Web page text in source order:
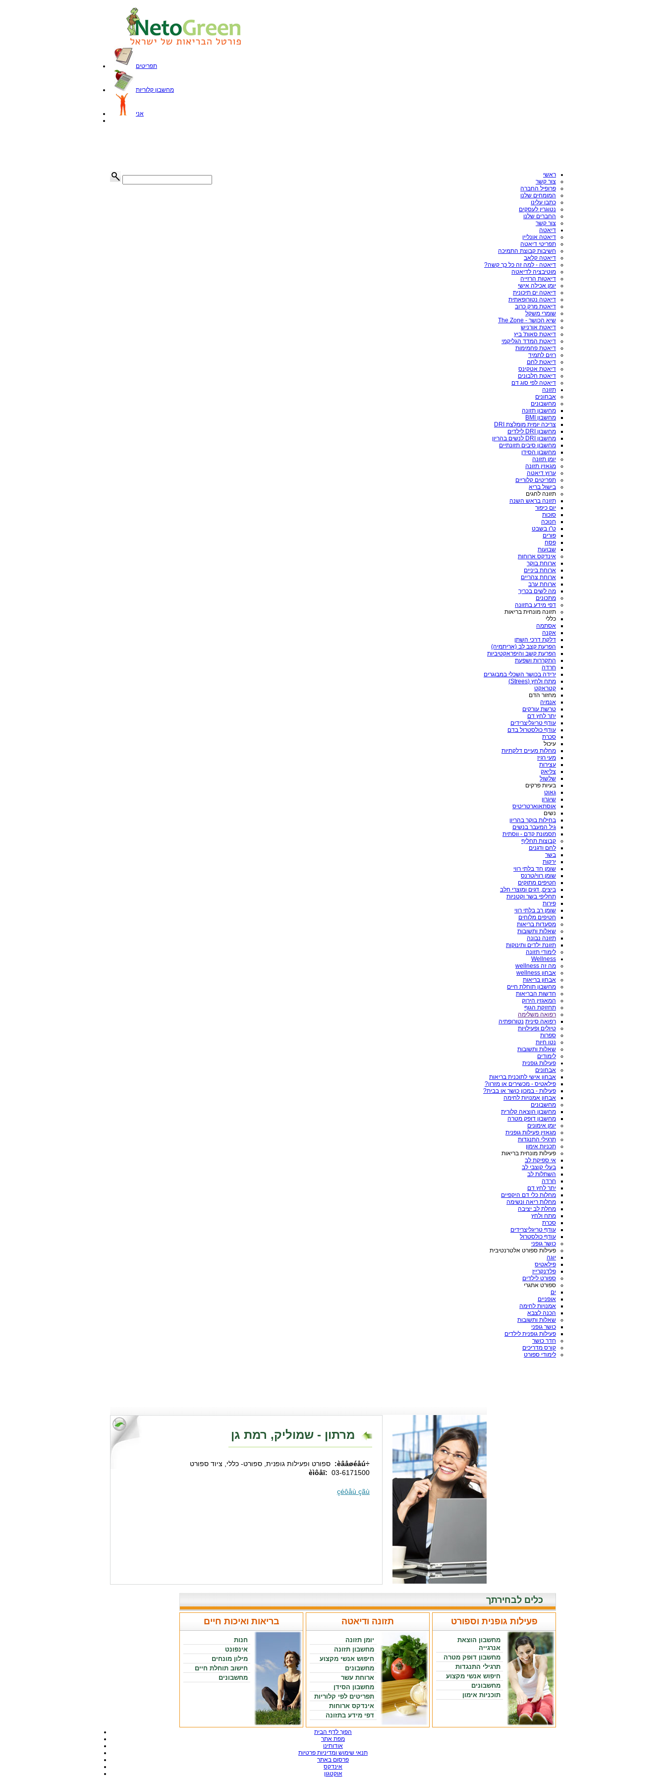
תפריטים
מחשבון קלוריות
אני
ראשי
צור קשר
פרופיל החברה
המומחים שלנו
כתבו עלינו
נטוגרין לעסקים
החברים שלנו
צור קשר
דיאטה
דיאטה אונליין
תפריטי דיאטה
חשיבות קבוצת התמיכה
דיאטה קלאב
דיאטה - למה זה כל כך קשה?
מוטיבציה לדיאטה
דיאטות הרזייה
יומן אכילה אישי
דיאטה ים תיכונית
דיאטה נטורופאתית
דיאטת מרק כרוב
שומרי משקל
שיא הכושר - The Zone
דיאטת אורניש
דיאטת סאות' ביץ
דיאטת המדד הגליקמי
דיאטת פחמימות
רזים לתמיד
דיאטת לחם
דיאטת אטקינס
דיאטת חלבונים
דיאטה לפי סוג דם
תזונה
אבחונים
מחשבונים
מחשבון תזונה
מחשבון BMI
צריכה יומית מומלצת DRI
מחשבון DRI לילדים
מחשבון DRI לנשים בהריון
מחשבון סיבים תזונתיים
מחשבון הסידן
יומן תזונה
מגאזין תזונה
ערוץ דיאטה
תפריטים קלוריים
בישול בריא
תזונה לחגים
תזונה בראש השנה
יום כיפור
סוכות
חנוכה
ט"ו בשבט
פורים
פסח
שבועות
אינדקס ארוחות
ארוחת בוקר
ארוחת ביניים
ארוחת צהריים
ארוחת ערב
מה לשים בכריך
מתכונים
דפי מידע בתזונה
תזונה מונחית בריאות
כללי
אסתמה
אקנה
דלקת דרכי השתן
הפרעת קצב לב (אריתמיה)
הפרעת קשב והיפראקטיביות
התקררות ושפעת
חרדה
ירידה בכושר השכלי במבוגרים
מתח ולחץ (Strees)
קטראקט
מחזור הדם
אנמיה
טרשת עורקים
יתר לחץ דם
עודף טריגליצרידים
עודף כולסטרול בדם
סכרת
עיכול
מחלות מעיים דלקתיות
מעי רגיז
עצירות
צליאק
שלשול
בעיות פרקים
גאוט
שיגרון
אוסתאוארטריטיס
נשים
בחילות בוקר בהריון
גיל המעבר בנשים
תסמונת קדם - ווסתית
קבוצות תחליף
לחם ודגנים
בשר
ירקות
שומן חד בלתי רווי
שומן רווי/טרנס
חטיפים מתוקים
ביצים, דגים ומוצרי חלב
תחליפי בשר וקטניות
פירות
שומן רב בלתי רווי
חטיפים מלוחים
מסעדות בריאות
שאלות ותשובות
תזונה נבונה
תזונת ילדים ותינוקות
לימודי תזונה
Wellness
מה זה wellness
אבחון wellness
אבחון בריאות
מחשבון תוחלת חיים
חדשות הבריאות
המאגזין הירוק
תחזוקת הגוף
רפואה משלימה
רפואה סינית נטורופתיה
טיולים ופעילויות
ספרות
נטו חיות
שאלות ותשובות
לימודים
פעילות גופנית
אבחונים
אבחון אישי לתוכנית בריאות
פילאטיס - מכשירים או מזרון?
פעילות - במכון כושר או בבית?
אבחון אמנויות לחימה
מחשבונים
מחשבון הוצאה קלורית
מחשבון דופק מטרה
יומן אימונים
מגאזין פעילות גופנית
תרגילי התנגדות
תכניות אימון
פעילות מונחית בריאות
אי ספיקת לב
בעלי קוצבי לב
השתלות לב
חרדה
יתר לחץ דם
מחלות כלי דם היקפיים
מחלות ריאה ונשימה
מחלת לב יציבה
מתח ולחץ
סכרת
עודף טריגליצרידים
עודף כולסטרול
כושר גופני
פעילות ספורט אלטרנטיבית
יוגה
פילאטיס
פלדנקרייז
ספורט לילדים
ספורט אתגרי
ים
אופניים
אמנויות לחימה
הכנה לצבא
שאלות ותשובות
כושר גופני
פעילות גופנית לילדים
חדר כושר
קורס מדריכים
לימודי ספורט
מרתון - שמוליק, רמת גן
÷èâåøéåú:
ספורט ופעילות גופנית, ספורט- כללי, ציוד ספורט
èìôåï: 03-6171500
çéôåù çãù
כלים לבחירתך
פעילות גופנית וספורט
מחשבון הוצאת
אנרגייה
מחשבון דופק מטרה
תרגילי התנגדות
חיפוש אנשי מקצוע
מחשבונים
תוכניות אימון
תזונה ודיאטה
יומן תזונה
מחשבון תזונה
חיפוש אנשי מקצוע
מחשבונים
ארוחת עשר
מחשבון הסידן
תפריטים לפי קלוריות
אינדקס ארוחות
דפי מידע בתזונה
בריאות ואיכות חיים
חנות
אינפונט
מילון מונחים
חישוב תוחלת חיים
מחשבונים
הפוך לדף הבית
מפת אתר
אודותינו
תנאי שימוש ומדיניות פרטיות
פרסום באתר
אינדקס
אוקטגון